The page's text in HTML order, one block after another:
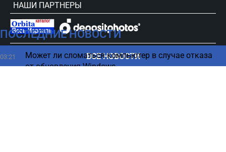
ПОСЛЕДНИЕ НОВОСТИ
03:21
Может ли сломаться компьютер в случае отказа
от обновления Windows
ВСЕ НОВОСТИ
НАШИ ПАРТНЕРЫ
сursorinfo.co.il © Все права защищены